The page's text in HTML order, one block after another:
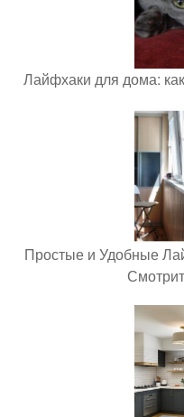
Лайфхаки для дома:
Простые и Удобные